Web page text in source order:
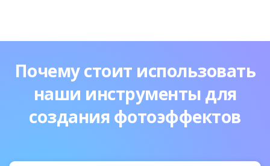
Почему стоит использовать
наши инструменты для
создания фотоэффектов